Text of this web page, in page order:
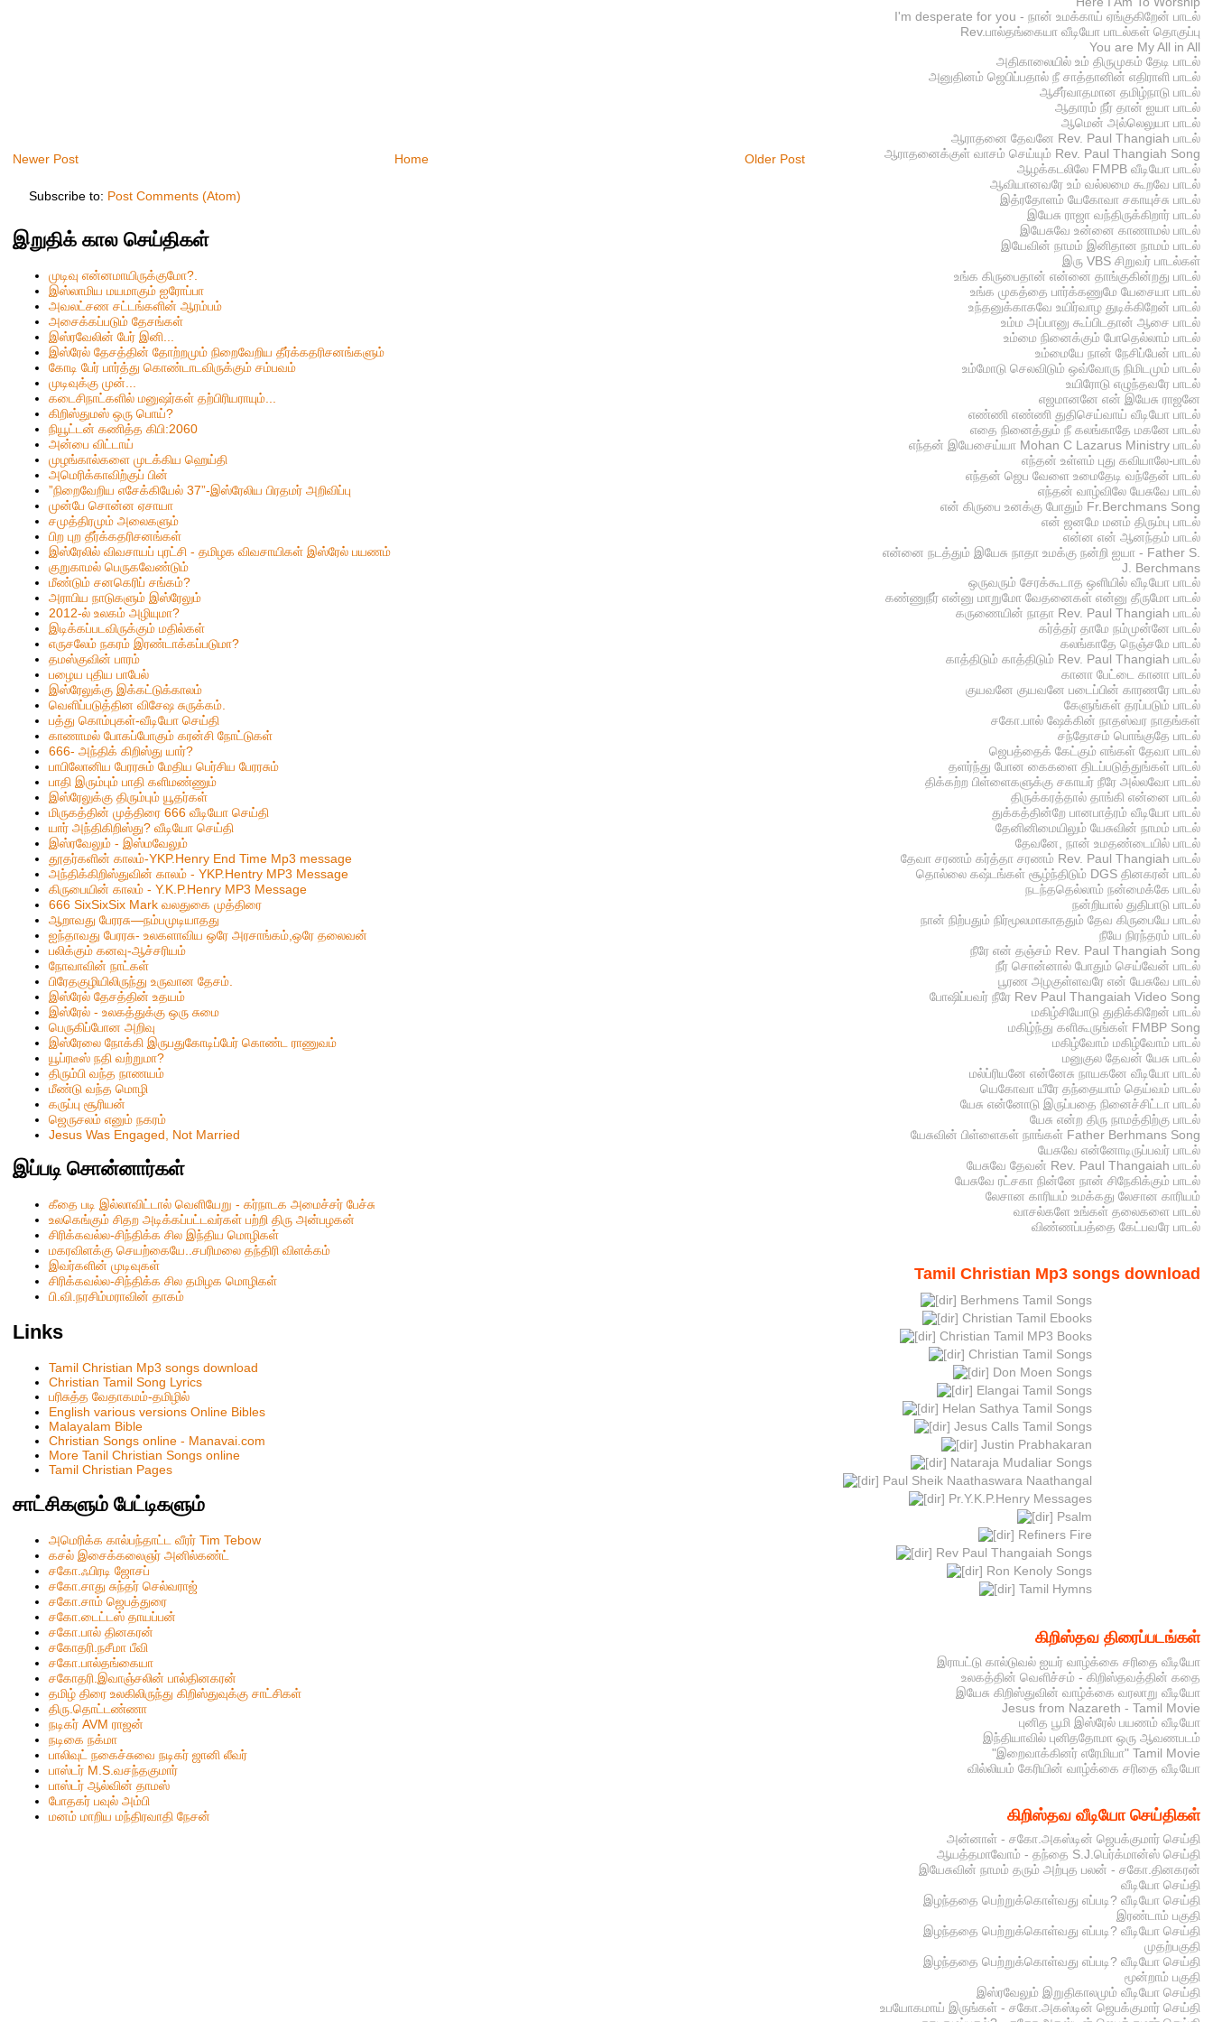
Newer Post Older Post
Home
Subscribe to: Post Comments (Atom)
இறுதிக் கால செய்திகள்
முடிவு என்னமாயிருக்குமோ?.
இஸ்லாமிய மயமாகும் ஐரோப்பா
அவலட்சண சட்டங்களின் ஆரம்பம்
அசைக்கப்படும் தேசங்கள்
இஸ்ரவேலின் பேர் இனி...
இஸ்ரேல் தேசத்தின் தோற்றமும் நிறைவேறிய தீர்க்கதரிசனங்களும்
கோடி பேர் பார்த்து கொண்டாடவிருக்கும் சம்பவம்
முடிவுக்கு முன்...
கடைசிநாட்களில் மனுஷர்கள் தற்பிரியராயும்...
கிறிஸ்தும‌ஸ் ஒரு பொய்?
நியூட்டன் கணித்த கிபி:2060
அன்பை விட்டாய்
முழங்கால்களை முடக்கிய ஹெய்தி
அமெரிக்காவிற்குப் பின்
”நிறைவேறிய எசேக்கியேல் 37”-இஸ்ரேலிய பிரதமர் அறிவிப்பு
முன்பே சொன்ன ஏசாயா
சமுத்திரமும் அலைகளும்
பிற புற தீர்க்கதரிசனங்கள்
இஸ்ரேலில் விவசாயப் புரட்சி - தமிழக விவசாயிகள் இஸ்ரேல் பயணம்
குறுகாமல் பெருகவேண்டும்
மீண்டும் சனகெரிப் சங்கம்?
அராபிய நாடுகளும் இஸ்ரேலும்
2012-ல் உலகம் அழியுமா?
இடிக்கப்படவிருக்கும் மதில்கள்
எருசலேம் நகரம் இரண்டாக்கப்படுமா?
தமஸ்குவின் பாரம்
பழைய புதிய பாபேல்
இஸ்ரேலுக்கு இக்கட்டுக்காலம்
வெளிப்படுத்தின விசேஷ சுருக்கம்.
பத்து கொம்புகள்-வீடியோ செய்தி
காணாமல் போகப்போகும் கரன்சி நோட்டுகள்
666- அந்திக் கிறிஸ்து யார்?
பாபிலோனிய பேரரசும் மேதிய பெர்சிய பேரரசும்
பாதி இரும்பும் பாதி களிமண்ணும்
இஸ்ரேலுக்கு திரும்பும் யூதர்கள்
மிருகத்தின் முத்திரை 666 வீடியோ செய்தி
யார் அந்திகிறிஸ்து? வீடியோ செய்தி
இஸ்ரவேலும் - இஸ்மவேலும்
தூதர்களின் காலம்-YKP.Henry End Time Mp3 message
அந்திக்கிறிஸ்துவின் காலம் - YKP.Hentry MP3 Message
கிருபையின் காலம் - Y.K.P.Henry MP3 Message
666 SixSixSix Mark வலதுகை முத்திரை
ஆறாவது பேரரசு—நம்பமுடியாதது
ஐந்தாவது பேரரசு- உலகளாவிய ஒரே அரசாங்கம்,ஒரே தலைவன்
பலிக்கும் கனவு-ஆச்சரியம்
நோவாவின் நாட்கள்
பிரேதகுழியிலிருந்து உருவான தேசம்.
இஸ்ரேல் தேசத்தின் உதயம்
இஸ்ரேல் - உலகத்துக்கு ஒரு சுமை
பெருகிப்போன அறிவு
இஸ்ரேலை நோக்கி இருபதுகோடிப்பேர் கொண்ட ராணுவம்
யூப்ரடீஸ் நதி வற்றுமா?
திரும்பி வந்த நாணயம்
மீண்டு வந்த மொழி
கருப்பு சூரியன்
ஜெருசலம் எனும் நகரம்
Jesus Was Engaged, Not Married
இப்படி சொன்னார்கள்
கீதை படி இல்லாவிட்டால் வெளியேறு - கர்நாடக அமைச்சர் பேச்சு
உலகெங்கும் சிதற அடிக்கப்பட்டவர்கள் பற்றி திரு அன்பழகன்
சிரிக்கவல்ல-சிந்திக்க சில இந்திய மொழிகள்
மகரவிளக்கு செயற்கையே..சபரிமலை தந்திரி விளக்கம்
இவர்களின் முடிவுகள்
சிரிக்கவல்ல-சிந்திக்க சில தமிழக மொழிகள்
பி.வி.நரசிம்மராவின் தாகம்
Links
Tamil Christian Mp3 songs download
Christian Tamil Song Lyrics
பரிசுத்த வேதாகமம்-தமிழில்
English various versions Online Bibles
Malayalam Bible
Christian Songs online - Manavai.com
More Tanil Christian Songs online
Tamil Christian Pages
சாட்சிகளும் பேட்டிகளும்
அமெரிக்க கால்பந்தாட்ட வீரர் Tim Tebow
கசல் இசைக்கலைஞர் அனில்கண்ட்
சகோ.ஃபிரடி ஜோசப்
சகோ.சாது சுந்தர் செல்வராஜ்
சகோ.சாம் ஜெபத்துரை
சகோ.டைட்டஸ் தாயப்பன்
சகோ.பால் தினகரன்
சகோதரி.நசீமா பீவி
ச‌கோ.பால்த‌ங்கையா
ச‌கோதரி.இவாஞ்சலின் பால்தின‌க‌ர‌ன்
தமிழ் திரை உலகிலிருந்து கிறிஸ்துவுக்கு சாட்சிகள்
திரு.தொட்டண்ணா
நடிகர் AVM ராஜன்
நடிகை நக்மா
பாலிவுட் நகைச்சுவை நடிகர் ஜானி லீவர்
பாஸ்டர் M.S.வசந்தகுமார்
பாஸ்டர் ஆல்வின் தாமஸ்
போதகர் பவுல் அம்பி
மனம் மாறிய மந்திரவாதி நேசன்
I'm desperate for you - நான் உமக்காய் ஏங்குகிறேன் பாடல்
Rev.பால்தங்கையா வீடியோ பாடல்கள் தொகுப்பு
You are My All in All
அதிகாலையில் உம் திருமுகம் தேடி பாடல்
அனுதினம் ஜெபிப்பதால் நீ சாத்தானின் எதிராளி பாடல்
ஆசீர்வாதமான தமிழ்நாடு பாடல்
ஆதாரம் நீர் தான் ஐயா பாடல்
ஆமென் அல்லெலுயா பாடல்
ஆராதனை தேவனே Rev. Paul Thangiah பாடல்
ஆராதனைக்குள் வாசம் செய்யும் Rev. Paul Thangiah Song
ஆழக்கடலிலே FMPB வீடியோ பாடல்
ஆவியானவரே உம் வல்லமை கூறவே பாடல்
இத்ரதோளம் யேகோவா சகாயுச்சு பாடல்
இயேசு ராஜா வந்திருக்கிறார் பாடல்
இயேசுவே உன்னை காணாமல் பாடல்
இயேவின் நாமம் இனிதான நாமம் பாடல்
இரு VBS சிறுவர் பாடல்கள்
உங்க கிருபைதான் என்னை தாங்குகின்றது பாடல்
உங்க முகத்தை பார்க்கணுமே யேசையா பாடல்
உந்தனுக்காகவே உயிர்வாழ துடிக்கிறேன் பாடல்
உம்ம அப்பானு கூப்பிடதான் ஆசை பாடல்
உம்மை நினைக்கும் போதெல்லாம் பாடல்
உம்மையே நான் நேசிப்பேன் பாடல்
உம்மோடு செலவிடும் ஒவ்வோரு நிமிடமும் பாடல்
உயிரோடு எழுந்தவரே பாடல்
எஜமானனே என் இயேசு ராஜனே
எண்ணி எண்ணி துதிசெய்வாய் வீடியோ பாடல்
எதை நினைத்தும் நீ கலங்காதே மகனே பாடல்
எந்தன் இயேசைய்யா Mohan C Lazarus Ministry பாடல்
எந்தன் உள்ளம் புது கவியாலே-பாடல்
எந்தன் ஜெப வேளை உமைதேடி வந்தேன் பாடல்
எந்தன் வாழ்விலே யேசுவே பாடல்
என் கிருபை உனக்கு போதும் Fr.Berchmans Song
என் ஜனமே மனம் திரும்பு பாடல்
என்ன என் ஆனந்தம் பாடல்
என்னை நடத்தும் இயேசு நாதா உமக்கு நன்றி ஐயா - Father S.
J. Berchmans
ஒருவரும் சேரக்கூடாத ஒளியில் வீடியோ பாடல்
கண்ணுநீர் என்னு மாறுமோ வேதனைகள் என்னு தீருமோ பாடல்
கருணையின் நாதா Rev. Paul Thangiah பாடல்
கர்த்தர் தாமே நம்முன்னே பாடல்
கலங்காதே நெஞ்சமே பாடல்
காத்திடும் காத்திடும் Rev. Paul Thangiah பாடல்
கானா பேட்டை கானா பாடல்
குயவனே குயவனே படைப்பின் காரணரே பாடல்
கேளுங்கள் தரப்படும் பாடல்
சகோ.பால் ஷேக்கின் நாதஸ்வர நாதங்கள்
சந்தோசம் பொங்குதே பாடல்
ஜெபத்தைக் கேட்கும் எங்கள் தேவா பாடல்
தளர்ந்து போன கைகளை திடப்படுத்துங்கள் பாடல்
திக்கற்ற பிள்ளைகளுக்கு சகாயர் நீரே அல்லவோ பாடல்
திருக்கரத்தால் தாங்கி என்னை பாடல்
துக்கத்தின்றே பானபாத்ரம் வீடியோ பாடல்
தேனினிமையிலும் யேசுவின் நாமம் பாடல்
தேவனே, நான் உமதண்டையில் பாடல்
தேவா சரணம் கர்த்தா சரணம் Rev. Paul Thangiah பாடல்
தொல்லை கஷ்டங்கள் சூழ்ந்திடும் DGS தினகரன் பாடல்
நடந்ததெல்லாம் நன்மைக்கே பாடல்
நன்றியால் துதிபாடு பாடல்
நான் நிற்பதும் நிர்மூலமாகாததும் தேவ கிருபையே பாடல்
நீயே நிரந்தரம் பாடல்
நீரே என் தஞ்சம் Rev. Paul Thangiah Song
நீர் சொன்னால் போதும் செய்வேன் பாடல்
பூரண அழகுள்ளவரே என் யேசுவே பாடல்
போஷிப்பவர் நீரே Rev Paul Thangaiah Video Song
மகிழ்சியோடு துதிக்கிறேன் பாடல்
மகிழ்ந்து களிகூருங்கள் FMBP Song
மகிழ்வோம் மகிழ்வோம் பாடல்
மனுகுல தேவன் யேசு பாடல்
மல்ப்ரியனே என்னேசு நாயகனே வீடியோ பாடல்
யெகோவா யீரே தந்தையாம் தெய்வம் பாடல்
யேசு என்னோடு இருப்பதை நினைச்சிட்டா பாடல்
யேசு என்ற திரு நாமத்திற்கு பாடல்
யேசுவின் பிள்ளைகள் நாங்கள் Father Berhmans Song
யேசுவே என்னோடிருப்பவர் பாடல்
யேசுவே தேவன் Rev. Paul Thangaiah பாடல்
யேசுவே ரட்சகா நின்னே நான் சிநேகிக்கும் பாடல்
லேசான காரியம் உமக்கது லேசான காரியம்
வாசல்களே உங்கள் தலைகளை பாடல்
விண்ணப்பத்தை கேட்பவரே பாடல்
Tamil Christian Mp3 songs download
Berhmens Tamil Songs
Christian Tamil Ebooks
Christian Tamil MP3 Books
Christian Tamil Songs
Don Moen Songs
Elangai Tamil Songs
Helan Sathya Tamil Songs
Jesus Calls Tamil Songs
Justin Prabhakaran
Nataraja Mudaliar Songs
Paul Sheik Naathaswara Naathangal
Pr.Y.K.P.Henry Messages
Psalm
Refiners Fire
Rev Paul Thangaiah Songs
Ron Kenoly Songs
Tamil Hymns
கிறிஸ்தவ திரைப்படங்கள்
இராபட்டு கால்டுவல் ஐயர் வாழ்க்கை சரிதை வீடியோ
உலகத்தின் வெளிச்சம் - கிறிஸ்தவத்தின் கதை
இயேசு கிறிஸ்துவின் வாழ்க்கை வரலாறு வீடியோ
Jesus from Nazareth - Tamil Movie
புனித பூமி இஸ்ரேல் பயணம் வீடியோ
இந்தியாவில் புனிததோமா ஒரு ஆவணபடம்
"இறைவாக்கினர் எரேமியா" Tamil Movie
வில்லியம் கேரியின் வாழ்க்கை சரிதை வீடியோ
கிறிஸ்தவ வீடியோ செய்திகள்
அன்னாள் - சகோ.அகஸ்டின் ஜெபக்குமார் செய்தி
ஆயத்தமாவோம் - தந்தை S.J.பெர்க்மான்ஸ் செய்தி
இயேசுவின் நாமம் தரும் அற்புத பலன் - சகோ.தினகரன்
வீடியோ செய்தி
இழந்ததை பெற்றுக்கொள்வது எப்படி? வீடியோ செய்தி
இரண்டாம் பகுதி
இழந்ததை பெற்றுக்கொள்வது எப்படி? வீடியோ செய்தி
முதற்பகுதி
இழந்ததை பெற்றுக்கொள்வது எப்படி? வீடியோ செய்தி
மூன்றாம் பகுதி
இஸ்ரவேலும் இறுதிகாலமும் வீடியோ செய்தி
உபயோகமாய் இருங்கள் - சகோ.அகஸ்டின் ஜெபக்குமார் செய்தி